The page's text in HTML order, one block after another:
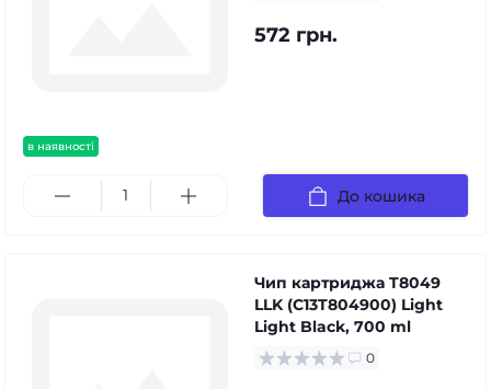
в наявності
572 грн.
До кошика
Чип картриджа T8049
LLK (C13T804900) Light
Light Black, 700 ml
0